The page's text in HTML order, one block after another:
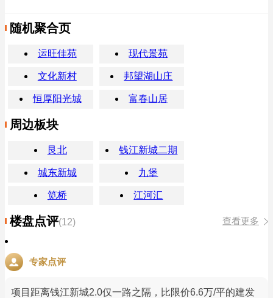
随机聚合页
运旺佳苑 现代景苑
文化新村 邦望湖山庄
恒厚阳光城 富春山居
周边板块
艮北 钱江新城二期
城东新城 九堡
笕桥 江河汇
楼盘点评(12) 查看更多
专家点评
项目距离钱江新城2.0仅一路之隔，比限价6.6万/平的建发